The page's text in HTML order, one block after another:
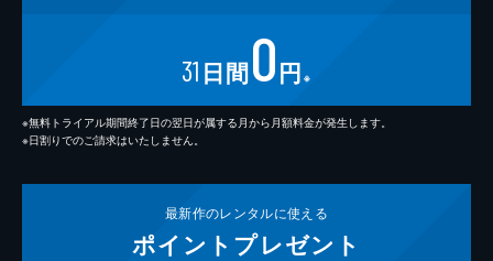
31 日間0円 ※
※無料トライアル期間終了日の翌日が属する月から月額料金が発生します。
※日割りでのご請求はいたしません。
最新作のレンタルに使える
ポイント プレゼント